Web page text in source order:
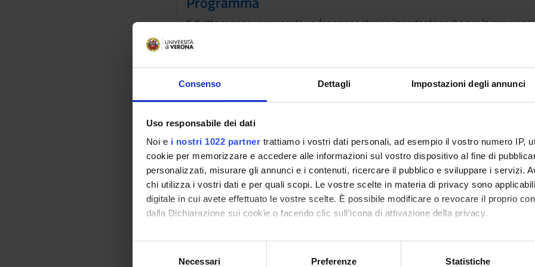
Consenso Dettagli Impostazioni degli annunci
Uso responsabile dei dati
Noi e i nostri 1022 partner trattiamo i vostri dati personali, ad esempio il vostro numero IP,
cookie per memorizzare e accedere alle informazioni sul vostro dispositivo al fine di
personalizzati, misurare gli annunci e i contenuti, ricercare il pubblico e sviluppare i servizi.
chi utilizza i vostri dati e per quali scopi. Le vostre scelte in materia di privacy sono
digitale in cui avete effettuato le vostre scelte. È possibile modificare o revocare il proprio
dalla Dichiarazione sui cookie o facendo clic sull'icona di attivazione della privacy.
Con il tuo consenso, vorremmo anche:
raccogliere informazioni sulla tua posizione geografica, con un'approssimazione di
Necessari Preferenze Statistiche
Il diritto romano rappresenta un fenomeno storico importante anche per la
prospettiva, l’insegnamento dei Fondamenti del diritto privato europeo si prefigge
appartenenti a diversi settori del diritto privato, che costituiscono le radici di
quelli di Common Law.
Le lezioni del corso saranno dedicate all’esposizione di alcuni principi fondamentali
formazione della tradizione giuridica europea in materia contrattuale. Sono inoltre
Sarà a disposizione degli studenti/delle studentesse il materiale didattico caricato
Gli studenti/le studentesse ERASMUS sono pregati di prendere contatto con il
modalità della prova d’esame.
Bibliografia
Vai alla bibliografia
Visualizza la bibliografia con Leganto,
recuperare i testi in programma d'esame in
Modalità didattiche